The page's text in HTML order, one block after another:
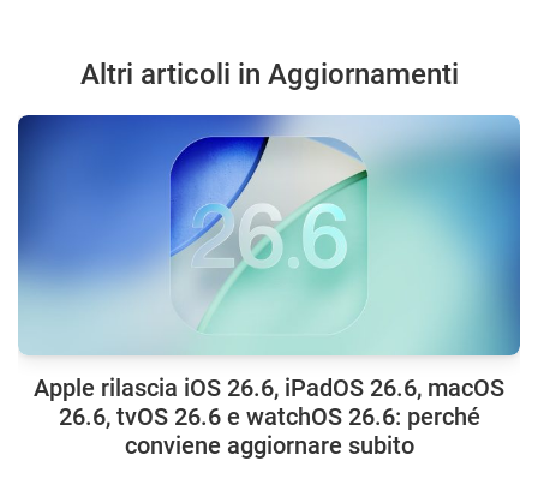
Altri articoli in Aggiornamenti
Apple rilascia iOS 26.6, iPadOS 26.6, macOS
26.6, tvOS 26.6 e watchOS 26.6: perché
conviene aggiornare subito